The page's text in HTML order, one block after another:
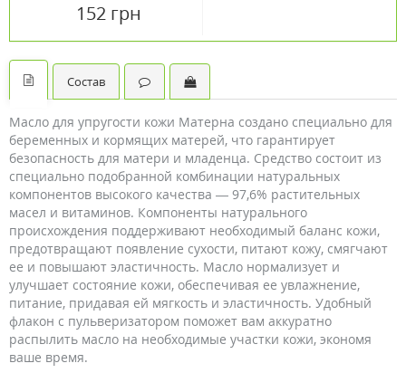
152 грн
Состав
Масло для упругости кожи Матерна создано специально для
беременных и кормящих матерей, что гарантирует
безопасность для матери и младенца. Средство состоит из
специально подобранной комбинации натуральных
компонентов высокого качества — 97,6% растительных
масел и витаминов. Компоненты натурального
происхождения поддерживают необходимый баланс кожи,
предотвращают появление сухости, питают кожу, смягчают
ее и повышают эластичность. Масло нормализует и
улучшает состояние кожи, обеспечивая ее увлажнение,
питание, придавая ей мягкость и эластичность. Удобный
флакон с пульверизатором поможет вам аккуратно
распылить масло на необходимые участки кожи, экономя
ваше время.